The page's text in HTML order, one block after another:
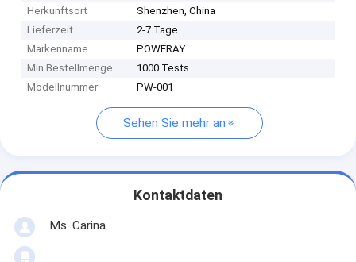
Herkunftsort
Shenzhen, China
Lieferzeit
2-7 Tage
Markenname
POWERAY
Min Bestellmenge
1000 Tests
Modellnummer
PW-001
Sehen Sie mehr an
Kontaktdaten
Ms. Carina